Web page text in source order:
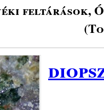
feltárások,